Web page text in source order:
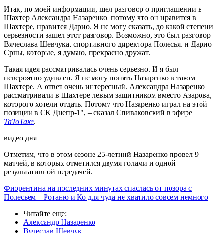
Итак, по моей информации, шел разговор о приглашении в
Шахтер Александра Назаренко, потому что он нравится в
Шахтере, нравится Дарио. Я не могу сказать, до какой степени
серьезности зашел этот разговор. Возможно, это был разговор
Вячеслава Шевчука, спортивного директора Полесья, и Дарио
Срны, которые, я думаю, прекрасно дружат.
Такая идея рассматривалась очень серьезно. И я был
невероятно удивлен. Я не могу понять Назаренко в таком
Шахтере. А ответ очень интересный. Александра Назаренко
рассматривали в Шахтере левым защитником вместо Азарова,
которого хотели отдать. Потому что Назаренко играл на этой
позиции в СК Днепр-1", – сказал Спиваковский в эфире
ТаТоТаке.
видео дня
Отметим, что в этом сезоне 25-летний Назаренко провел 9
матчей, в которых отметился двумя голами и одной
результативной передачей.
Фиорентина на последних минутах спаслась от позора с
Полесьем – Ротаню и Ко для чуда не хватило совсем немного
Читайте еще:
Александр Назаренко
Вячеслав Шевчук